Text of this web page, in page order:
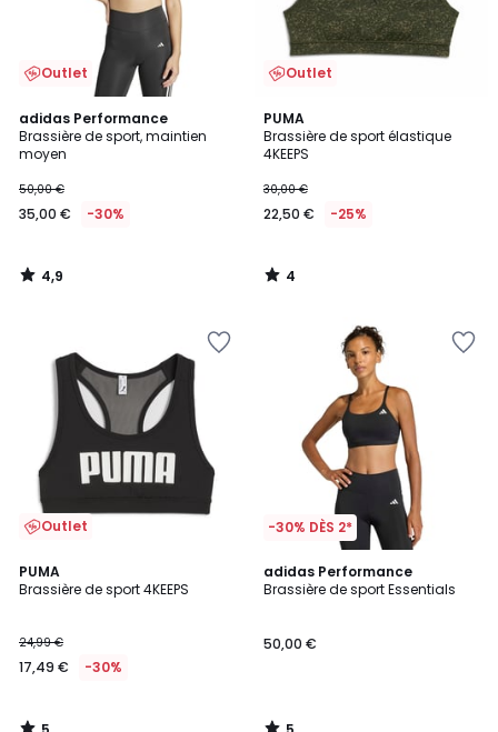
Outlet
adidas Performance
Brassière de sport, maintien
moyen
50,00 €
35,00 € -30%
4,9
/ 5
4,9
/
Outlet
PUMA
Brassière de sport élastique
4KEEPS
30,00 €
22,50 € -25%
4
/
5
4
/
Outlet
PUMA
Brassière de sport 4KEEPS
24,99 €
17,49 € -30%
5
/
-30% DÈS 2*
adidas Performance
Brassière de sport Essentials
50,00 €
5
/